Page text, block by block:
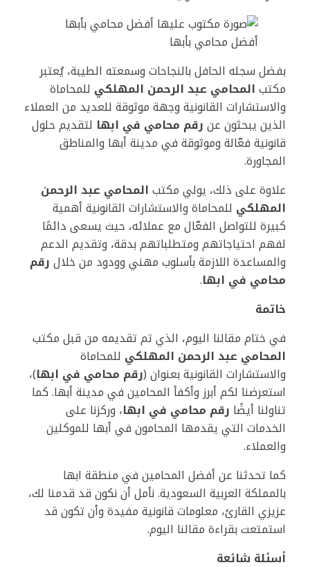
أفضل محامي بأبها
بفضل سجله الحافل بالنجاحات وسمعته الطيبة، يُعتبر
مكتبالمحامي عبد الرحمن المهلكي للمحاماة
والاستشارات القانونية وجهة موثوقة للعديد من العملاء
الذين يبحثون عنرقم محامي في ابها لتقديم حلول
قانونية فعّالة وموثوقة في مدينة أبها والمناطق
المجاورة.
علاوة على ذلك، يولي مكتبالمحامي عبد الرحمن
المهلكي للمحاماة والاستشارات القانونية أهمية
كبيرة للتواصل الفعّال مع عملائه، حيث يسعى دائمًا
لفهم احتياجاتهم ومتطلباتهم بدقة، وتقديم الدعم
والمساعدة اللازمة بأسلوب مهني وودود من خلالرقم
محامي في ابها.
خاتمة
في ختام مقالنا اليوم، الذي تم تقديمه من قبل مكتب
المحامي عبد الرحمن المهلكي للمحاماة
والاستشارات القانونية بعنوان (رقم محامي في ابها)،
استعرضنا لكم أبرز وأكفأ المحامين في مدينة أبها. كما
تناولنا أيضًا رقم محامي في ابها، وركزنا على
الخدمات التي يقدمها المحامون في أبها للموكلين
والعملاء.
كما تحدثنا عن أفضل المحامين في منطقة ابها
بالمملكة العربية السعودية. نأمل أن نكون قد قدمنا لك،
عزيزي القارئ، معلومات قانونية مفيدة وأن تكون قد
استمتعت بقراءة مقالنا اليوم.
أسئلة شائعة